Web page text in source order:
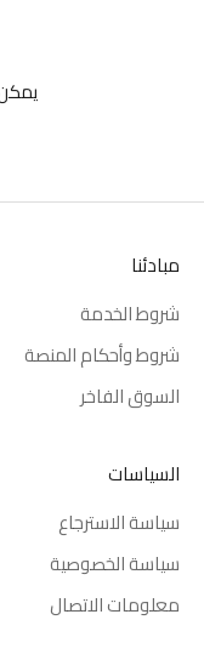
مبادئنا
شروط الخدمة
شروط وأحكام المنصة
السوق الفاخر
السياسات
سياسة الاسترجاع
سياسة الخصوصية
معلومات الاتصال